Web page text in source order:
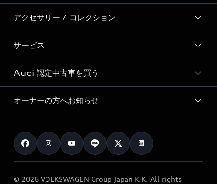
Audi Sport
Formula 1®
デジタルサービス
新車在庫検索
試乗車・展示車検索
見積り依頼
試乗予約
モデル一覧
特別仕様モデル / 限定モデル
e-tronラインアップ
価格シミュレーション
車両比較
カタログ一覧
アクセサリー / コレクション
純正アクセサリー
オンラインショップ
Audi collection
アウディナビアプリ
サービス
サービス入庫予約
サービスプログラム
メンテナンス
車検 / 定期点検
e-tronアフターサポート
Audi 認定中古車を買う
Audi認定中古車
クオリティ
保証
メンテナンス
オーナーの方へお知らせ
お知らせ
オーナー様向けキャンペーン
© 2026 VOLKSWAGEN Group Japan K.K. All rights